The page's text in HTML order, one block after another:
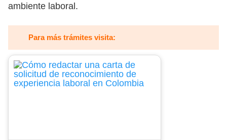
ambiente laboral.
Para más trámites visita: